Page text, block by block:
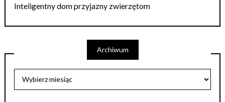
Inteligentny dom przyjazny zwierzętom
Archiwum